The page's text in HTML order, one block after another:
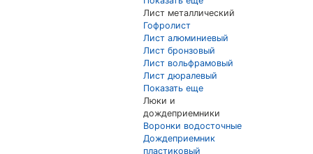
Лист металлический
Гофролист
Лист алюминиевый
Лист бронзовый
Лист вольфрамовый
Лист дюралевый
Показать еще
Люки и
дождеприемники
Воронки водосточные
Дождеприемник
пластиковый